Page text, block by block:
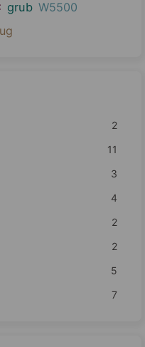
grub W5500
2
11
3
4
2
2
5
7